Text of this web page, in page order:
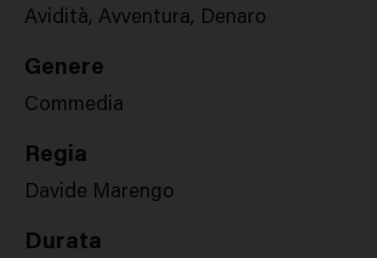
Avidità, Avventura, Denaro
Genere
Commedia
Regia
Davide Marengo
Durata